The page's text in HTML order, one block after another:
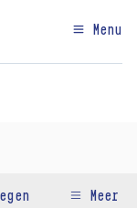
Menu
Meer